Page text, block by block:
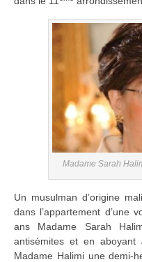
Madame Sarah
Un musulman d’origine
dans l’appartement d’une
ans Madame Sarah
antisémites et en aboyant
Madame Halimi une demi-